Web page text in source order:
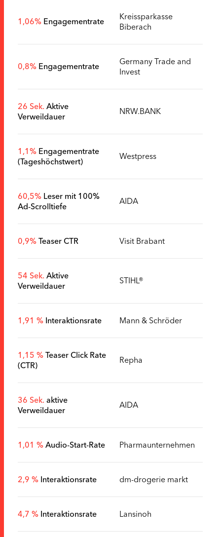
1,06% Engagementrate
Kreissparkasse
Biberach
0,8% Engagementrate
Germany Trade and
Invest
26 Sek. Aktive
Verweildauer
NRW.BANK
1,1% Engagementrate
(Tageshöchstwert)
Westpress
60,5% Leser mit 100%
Ad-Scrolltiefe
AIDA
0,9% Teaser CTR Visit Brabant
54 Sek. Aktive
Verweildauer
STIHL®
1,91 % Interaktionsrate Mann & Schröder
1,15 % Teaser Click Rate
(CTR)
Repha
36 Sek. aktive
Verweildauer
AIDA
1,01 % Audio-Start-Rate Pharmaunternehmen
2,9 % Interaktionsrate dm-drogerie markt
4,7 % Interaktionsrate Lansinoh